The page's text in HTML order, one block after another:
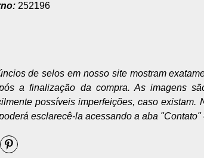
252196
de selos em nosso site mostram
a finalização da compra. As imagens
possíveis imperfeições, caso existam.
esclarecê-la acessando a aba "Contato"